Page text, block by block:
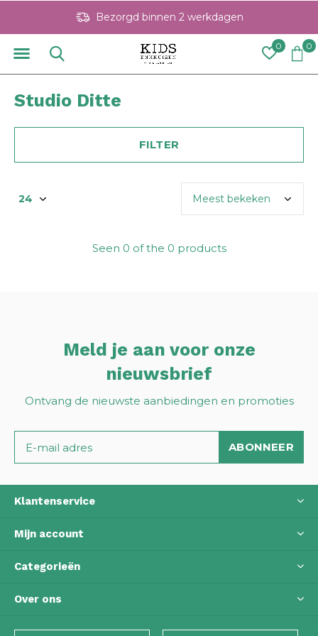
0 0
Bezorgd binnen 2 werkdagen
Studio Ditte
FILTER
Seen 0 of the 0 products
Meld je aan voor onze
nieuwsbrief
Ontvang de nieuwste aanbiedingen en promoties
ABONNEER
Klantenservice
Mijn account
Categorieën
Over ons